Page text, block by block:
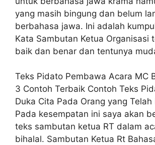
yang masih bingung dan belum
berbahasa jawa. Ini adalah
Kata Sambutan Ketua Organisasi
baik dan benar dan tentunya
Teks Pidato Pembawa Acara MC
3 Contoh Terbaik Contoh Teks
Duka Cita Pada Orang yang Telah
Pada kesempatan ini saya akan
teks sambutan ketua RT dalam
bihalal. Sambutan Ketua Rt